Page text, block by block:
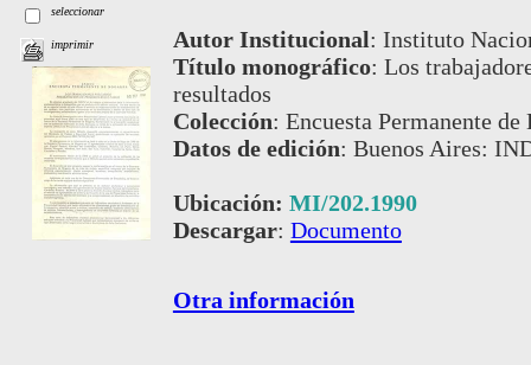
seleccionar
imprimir Autor Institucional: Instituto
Título monográfico: Los
resultados
Colección: Encuesta Permanente de
Datos de edición: Buenos Aires:
Ubicación: MI/202.1990
Descargar: Documento
Otra información